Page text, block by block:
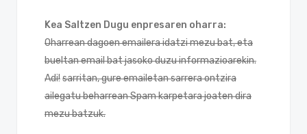
Kea Saltzen Dugu enpresaren oharra:
Oharrean dagoen emailera idatzi mezu bat, eta
bueltan email bat jasoko duzu informazioarekin.
Adi!sarritan, gure emailetan sarrera ontzira
ailegatu beharrean Spam karpetara joaten dira
mezu batzuk.